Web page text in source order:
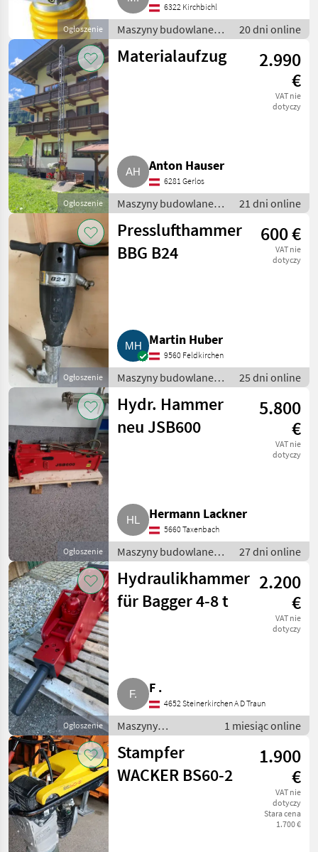
Ogłoszenie
6322 Kirchbichl
Maszyny budowlane /
Drobny sprzęt
20 dni online
Ogłoszenie
Materialaufzug
2.990
€
VAT nie
dotyczy
Anton Hauser
6281 Gerlos
Maszyny budowlane /
Drobny sprzęt
21 dni online
Ogłoszenie
Presslufthammer
BBG B24
600 €
VAT nie
dotyczy
Martin Huber
9560 Feldkirchen
Maszyny budowlane /
Drobny sprzęt
25 dni online
Ogłoszenie
Hydr. Hammer
neu JSB600
5.800
€
VAT nie
dotyczy
Hermann Lackner
5660 Taxenbach
Maszyny budowlane /
Drobny sprzęt
27 dni online
Ogłoszenie
Hydraulikhammer
für Bagger 4-8 t
2.200
€
VAT nie
dotyczy
F .
4652 Steinerkirchen A D Traun
Maszyny
budowlane /
Drobny sprzęt
1 miesiąc online
Stampfer
WACKER BS60-2
1.900
€
VAT nie
dotyczy
Stara cena
1.700 €